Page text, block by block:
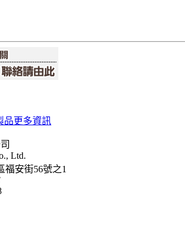
品更多資訊
Ltd.
福安街56號之1